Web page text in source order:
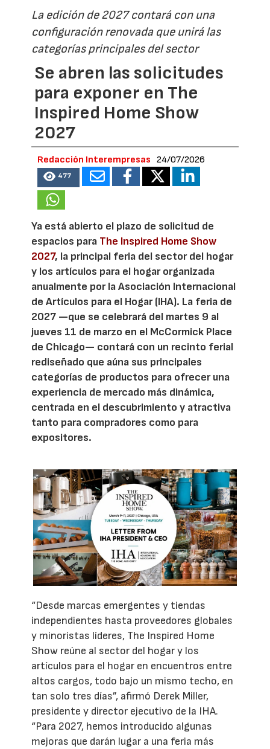
La edición de 2027 contará con una
configuración renovada que unirá las
categorías principales del sector
Se abren las solicitudes
para exponer en The
Inspired Home Show
2027
Redacción Interempresas 24/07/2026
477
Ya está abierto el plazo de solicitud de
espacios para The Inspired Home Show
2027, la principal feria del sector del hogar
y los artículos para el hogar organizada
anualmente por la Asociación Internacional
de Artículos para el Hogar (IHA). La feria de
2027 —que se celebrará del martes 9 al
jueves 11 de marzo en el McCormick Place
de Chicago— contará con un recinto ferial
rediseñado que aúna sus principales
categorías de productos para ofrecer una
experiencia de mercado más dinámica,
centrada en el descubrimiento y atractiva
tanto para compradores como para
expositores.
“Desde marcas emergentes y tiendas
independientes hasta proveedores globales
y minoristas líderes, The Inspired Home
Show reúne al sector del hogar y los
artículos para el hogar en encuentros entre
altos cargos, todo bajo un mismo techo, en
tan solo tres días”, afirmó Derek Miller,
presidente y director ejecutivo de la IHA.
“Para 2027, hemos introducido algunas
mejoras que darán lugar a una feria más